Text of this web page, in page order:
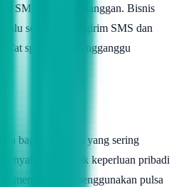
SMS kepada pelanggan. Bisnis
sebelum mengirim SMS dan
spam atau mengganggu
bagi pengguna yang sering
baik untuk keperluan pribadi
membeli dan menggunakan pulsa